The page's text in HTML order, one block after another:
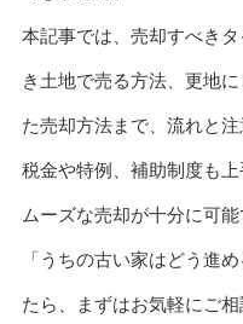
本記事では、売却すべき
き土地で売る方法、更地
た売却方法まで、流れと注
税金や特例、補助制度も
ムーズな売却が十分に可能
「うちの古い家はどう進
たら、まずはお気軽にご相